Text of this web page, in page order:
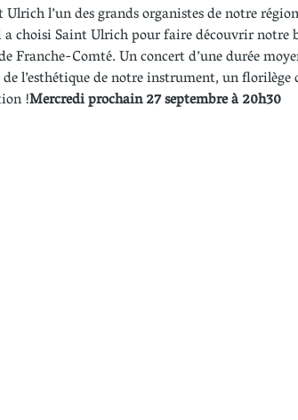
l’un des grands organistes de notre
a choisi Saint Ulrich pour faire découvrir notre
Franche-Comté. Un concert d’une durée
l’esthétique de notre instrument, un
!Mercredi prochain 27 septembre à 20h30